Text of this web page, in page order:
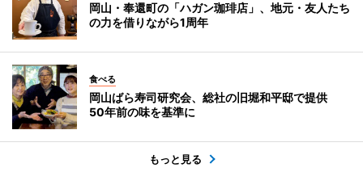
岡山・奉還町の「ハガン珈琲店」、地元・友人たち
の力を借りながら1周年
食べる
岡山ばら寿司研究会、総社の旧堀和平邸で提供
50年前の味を基準に
もっと見る